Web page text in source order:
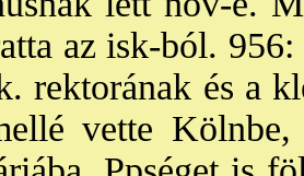
az isk-ból.
rektorának és a
vette